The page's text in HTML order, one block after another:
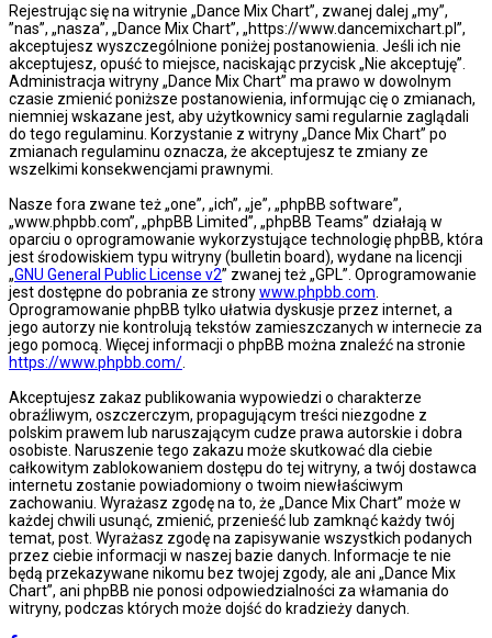
Rejestrując się na witrynie „Dance Mix Chart”, zwanej dalej „my”,
”nas”, „nasza”, „Dance Mix Chart”, „https://www.dancemixchart.pl”,
akceptujesz wyszczególnione poniżej postanowienia. Jeśli ich nie
akceptujesz, opuść to miejsce, naciskając przycisk „Nie akceptuję”.
Administracja witryny „Dance Mix Chart” ma prawo w dowolnym
czasie zmienić poniższe postanowienia, informując cię o zmianach,
niemniej wskazane jest, aby użytkownicy sami regularnie zaglądali
do tego regulaminu. Korzystanie z witryny „Dance Mix Chart” po
zmianach regulaminu oznacza, że akceptujesz te zmiany ze
wszelkimi konsekwencjami prawnymi.
Nasze fora zwane też „one”, „ich”, „je”, „phpBB software”,
„www.phpbb.com”, „phpBB Limited”, „phpBB Teams” działają w
oparciu o oprogramowanie wykorzystujące technologię phpBB, która
jest środowiskiem typu witryny (bulletin board), wydane na licencji
„GNU General Public License v2” zwanej też „GPL”. Oprogramowanie
jest dostępne do pobrania ze stronywww.phpbb.com
Oprogramowanie phpBB tylko ułatwia dyskusje przez internet, a
jego autorzy nie kontrolują tekstów zamieszczanych w internecie za
jego pomocą. Więcej informacji o phpBB można znaleźć na stronie
https://www.phpbb.com/
Akceptujesz zakaz publikowania wypowiedzi o charakterze
obraźliwym, oszczerczym, propagującym treści niezgodne z
polskim prawem lub naruszającym cudze prawa autorskie i dobra
osobiste. Naruszenie tego zakazu może skutkować dla ciebie
całkowitym zablokowaniem dostępu do tej witryny, a twój dostawca
internetu zostanie powiadomiony o twoim niewłaściwym
zachowaniu. Wyrażasz zgodę na to, że „Dance Mix Chart” może w
każdej chwili usunąć, zmienić, przenieść lub zamknąć każdy twój
temat, post. Wyrażasz zgodę na zapisywanie wszystkich podanych
przez ciebie informacji w naszej bazie danych. Informacje te nie
będą przekazywane nikomu bez twojej zgody, ale ani „Dance Mix
Chart”, ani phpBB nie ponosi odpowiedzialności za włamania do
witryny, podczas których może dojść do kradzieży danych.